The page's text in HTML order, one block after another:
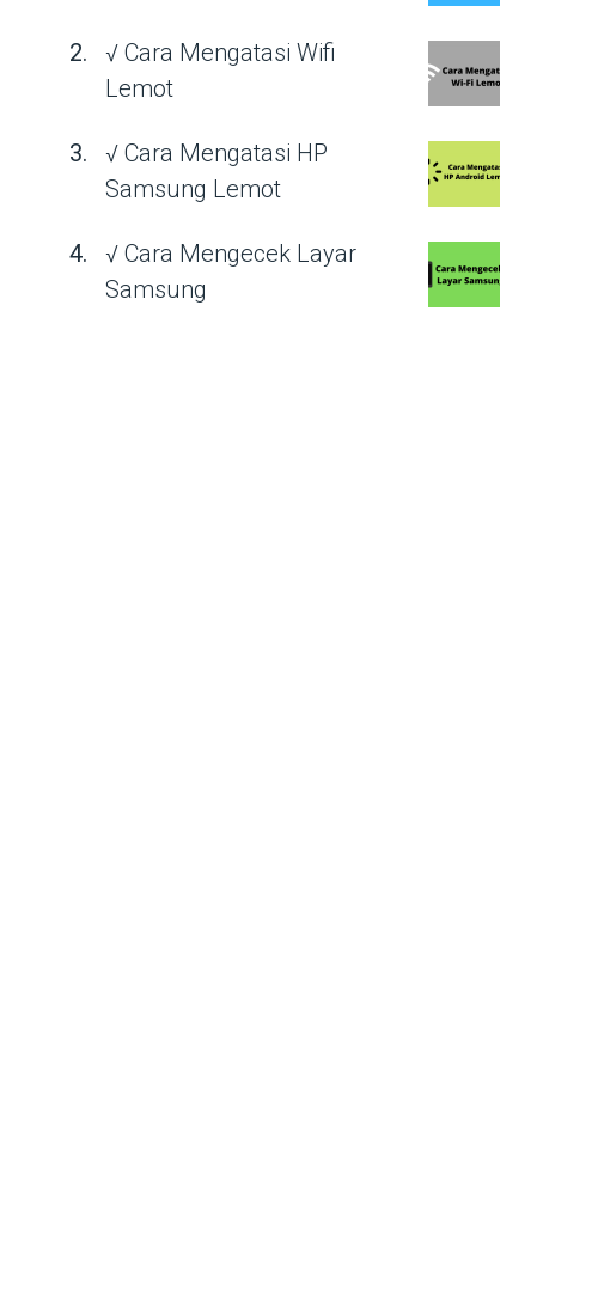
√ Cara Mengatasi Wifi
Lemot
√ Cara Mengatasi HP
Samsung Lemot
√ Cara Mengecek Layar
Samsung